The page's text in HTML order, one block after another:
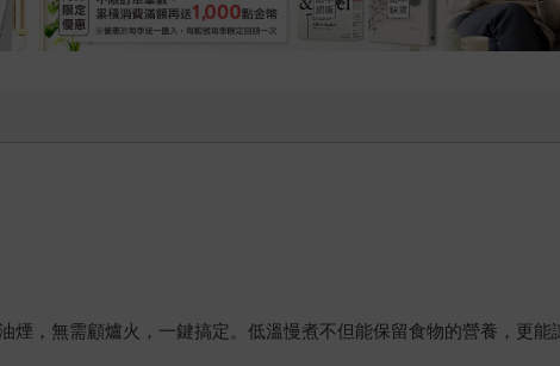
，無需顧爐火，一鍵搞定。低溫慢煮不但能保留食物的營養，更能